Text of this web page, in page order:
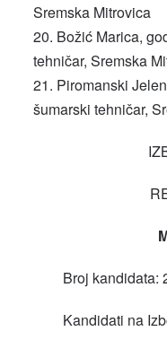
Sremska Mitrovica
Božić Marica,
tehničar, Sremska
Piromanski
šumarski tehničar,
Broj kandidata:
Kandidati na